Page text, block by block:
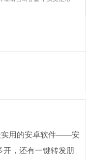
实用的安卓软件——安
，还有一键转发朋